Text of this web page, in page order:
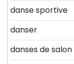
danse sportive
danser
danses de salon